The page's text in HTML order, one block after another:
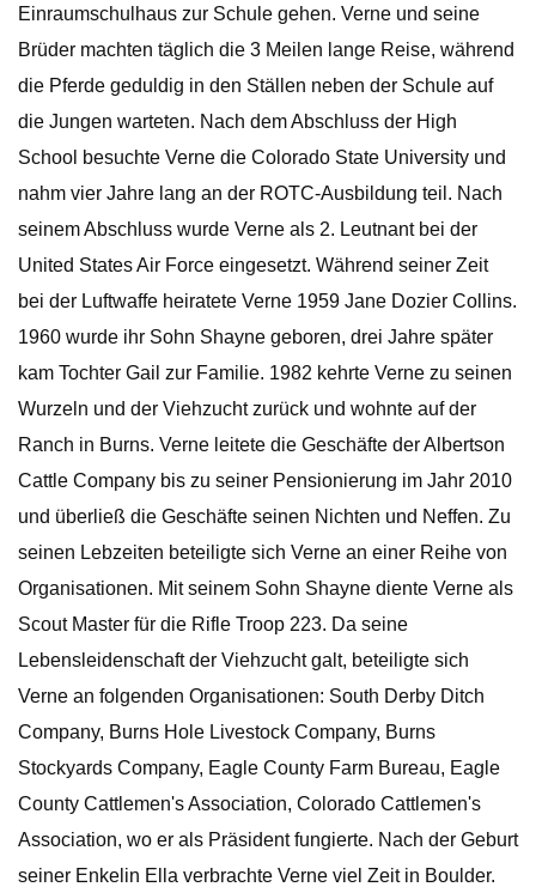
Einraumschulhaus zur Schule gehen. Verne und seine
Brüder machten täglich die 3 Meilen lange Reise, während
die Pferde geduldig in den Ställen neben der Schule auf
die Jungen warteten. Nach dem Abschluss der High
School besuchte Verne die Colorado State University und
nahm vier Jahre lang an der ROTC-Ausbildung teil. Nach
seinem Abschluss wurde Verne als 2. Leutnant bei der
United States Air Force eingesetzt. Während seiner Zeit
bei der Luftwaffe heiratete Verne 1959 Jane Dozier Collins.
1960 wurde ihr Sohn Shayne geboren, drei Jahre später
kam Tochter Gail zur Familie. 1982 kehrte Verne zu seinen
Wurzeln und der Viehzucht zurück und wohnte auf der
Ranch in Burns. Verne leitete die Geschäfte der Albertson
Cattle Company bis zu seiner Pensionierung im Jahr 2010
und überließ die Geschäfte seinen Nichten und Neffen. Zu
seinen Lebzeiten beteiligte sich Verne an einer Reihe von
Organisationen. Mit seinem Sohn Shayne diente Verne als
Scout Master für die Rifle Troop 223. Da seine
Lebensleidenschaft der Viehzucht galt, beteiligte sich
Verne an folgenden Organisationen: South Derby Ditch
Company, Burns Hole Livestock Company, Burns
Stockyards Company, Eagle County Farm Bureau, Eagle
County Cattlemen's Association, Colorado Cattlemen's
Association, wo er als Präsident fungierte. Nach der Geburt
seiner Enkelin Ella verbrachte Verne viel Zeit in Boulder.